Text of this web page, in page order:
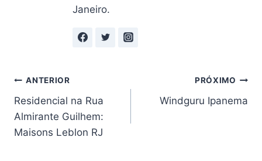
Janeiro.
Navegação
de
Post
ANTERIOR
Residencial na Rua
Almirante Guilhem:
Maisons Leblon RJ
PRÓXIMO
Windguru Ipanema